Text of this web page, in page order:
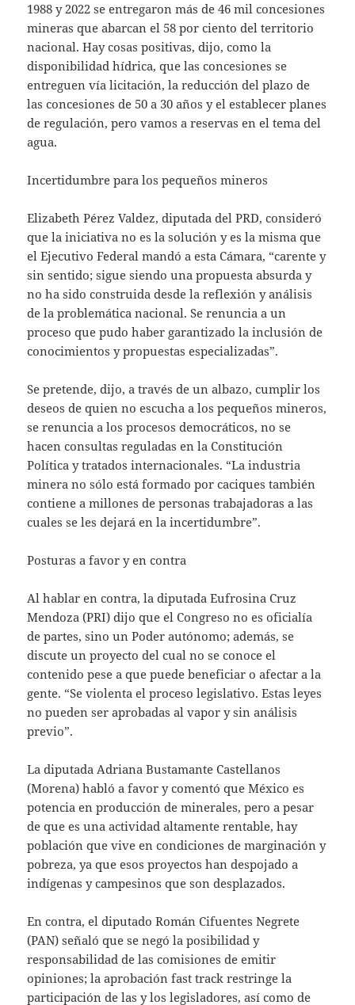
1988 y 2022 se entregaron más de 46 mil concesiones
mineras que abarcan el 58 por ciento del territorio
nacional. Hay cosas positivas, dijo, como la
disponibilidad hídrica, que las concesiones se
entreguen vía licitación, la reducción del plazo de
las concesiones de 50 a 30 años y el establecer planes
de regulación, pero vamos a reservas en el tema del
agua.
Incertidumbre para los pequeños mineros
Elizabeth Pérez Valdez, diputada del PRD, consideró
que la iniciativa no es la solución y es la misma que
el Ejecutivo Federal mandó a esta Cámara, “carente y
sin sentido; sigue siendo una propuesta absurda y
no ha sido construida desde la reflexión y análisis
de la problemática nacional. Se renuncia a un
proceso que pudo haber garantizado la inclusión de
conocimientos y propuestas especializadas”.
Se pretende, dijo, a través de un albazo, cumplir los
deseos de quien no escucha a los pequeños mineros,
se renuncia a los procesos democráticos, no se
hacen consultas reguladas en la Constitución
Política y tratados internacionales. “La industria
minera no sólo está formado por caciques también
contiene a millones de personas trabajadoras a las
cuales se les dejará en la incertidumbre”.
Posturas a favor y en contra
Al hablar en contra, la diputada Eufrosina Cruz
Mendoza (PRI) dijo que el Congreso no es oficialía
de partes, sino un Poder autónomo; además, se
discute un proyecto del cual no se conoce el
contenido pese a que puede beneficiar o afectar a la
gente. “Se violenta el proceso legislativo. Estas leyes
no pueden ser aprobadas al vapor y sin análisis
previo”.
La diputada Adriana Bustamante Castellanos
(Morena) habló a favor y comentó que México es
potencia en producción de minerales, pero a pesar
de que es una actividad altamente rentable, hay
población que vive en condiciones de marginación y
pobreza, ya que esos proyectos han despojado a
indígenas y campesinos que son desplazados.
En contra, el diputado Román Cifuentes Negrete
(PAN) señaló que se negó la posibilidad y
responsabilidad de las comisiones de emitir
opiniones; la aprobación fast track restringe la
participación de las y los legisladores, así como de